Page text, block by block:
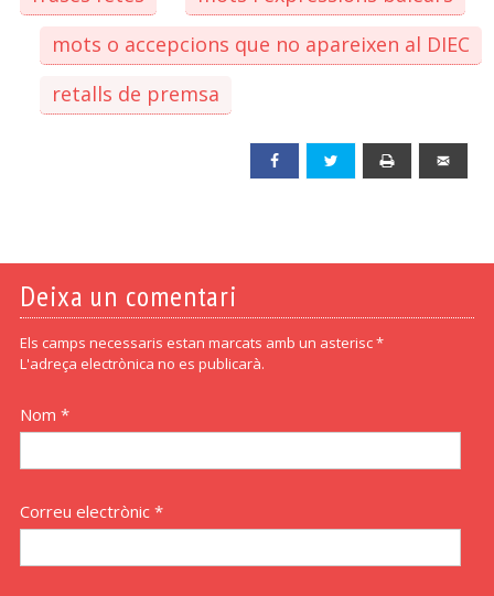
mots o accepcions que no apareixen al DIEC
retalls de premsa
Facebook Twitter
Deixa un comentari
Els camps necessaris estan marcats amb un asterisc *
L'adreça electrònica no es publicarà.
Nom *
Correu electrònic *